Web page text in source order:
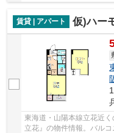
になってます。収納スペ
賃貸 | アパート
仮)ハー
東海道・山陽本線立花近
立花』の物件情報。バル